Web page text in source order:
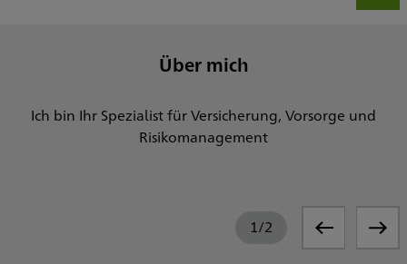
Über mich
Ich bin Ihr Spezialist für Versicherung, Vorsorge und
Risikomanagement
1/2